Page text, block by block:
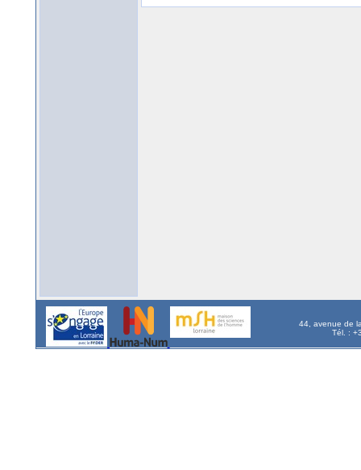
44, avenue de
Tél. :